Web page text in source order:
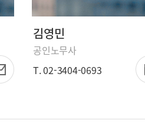
김영민
공인노무사
T. 02-3404-0693